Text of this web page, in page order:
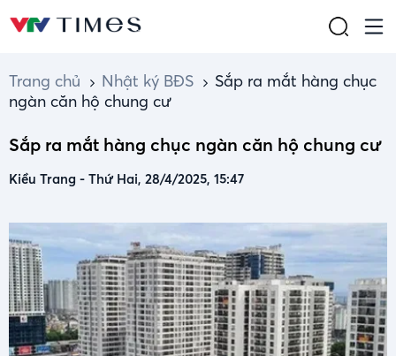
Trang chủ Nhật ký BĐS
Sắp ra mắt hàng chục
ngàn căn hộ chung cư
Sắp ra mắt hàng chục ngàn căn hộ chung cư
Kiều Trang - Thứ Hai, 28/4/2025, 15:47